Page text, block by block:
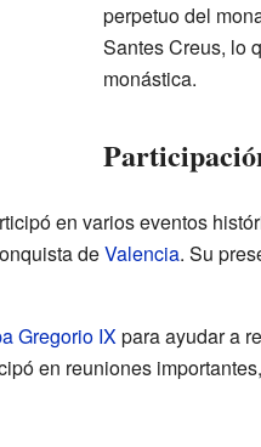
perpetuo del
Santes Creus, lo
monástica.
en varios eventos
deValencia. Su
Gregorio IXpara ayudar a
en reuniones